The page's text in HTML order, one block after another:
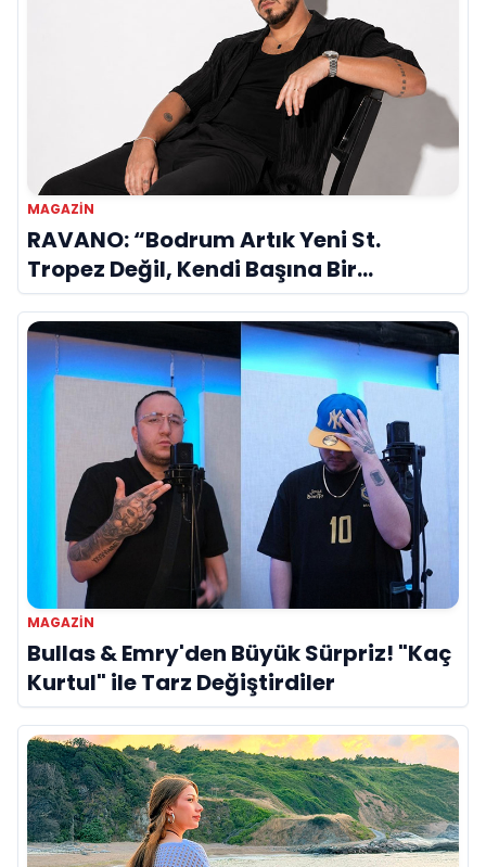
MAGAZIN
RAVANO: “Bodrum Artık Yeni St.
Tropez Değil, Kendi Başına Bir
Referans”
MAGAZIN
Bullas & Emry'den Büyük Sürpriz! "Kaç
Kurtul" ile Tarz Değiştirdiler